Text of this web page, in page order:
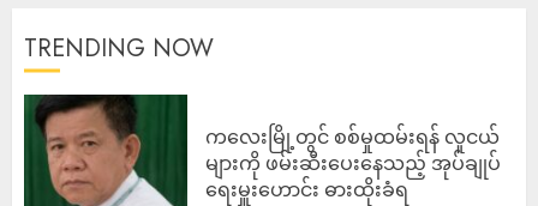
TRENDING NOW
ကလေးမြို့တွင် စစ်မှုထမ်းရန် လူငယ်
များကို ဖမ်းဆီးပေးနေသည့် အုပ်ချုပ်
ရေးမှူးဟောင်း ဓားထိုးခံရ